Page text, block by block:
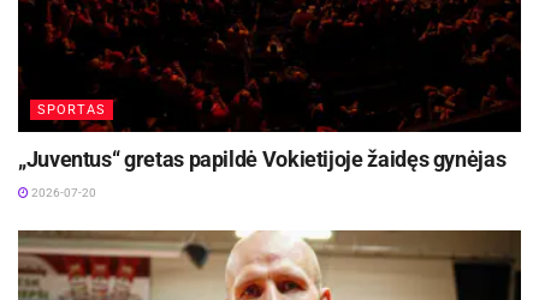
SPORTAS
„Juventus“ gretas papildė Vokietijoje žaidęs gynėjas
2026-07-20